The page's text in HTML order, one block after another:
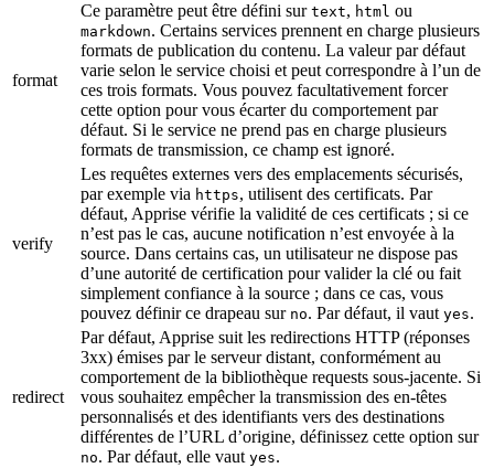
format
Ce paramètre peut être défini sur text, html ou
markdown. Certains services prennent en charge plusieurs
formats de publication du contenu. La valeur par défaut
varie selon le service choisi et peut correspondre à l’un de
ces trois formats. Vous pouvez facultativement forcer
cette option pour vous écarter du comportement par
défaut. Si le service ne prend pas en charge plusieurs
formats de transmission, ce champ est ignoré.
verify
Les requêtes externes vers des emplacements sécurisés,
par exemple via https, utilisent des certificats. Par
défaut, Apprise vérifie la validité de ces certificats ; si ce
n’est pas le cas, aucune notification n’est envoyée à la
source. Dans certains cas, un utilisateur ne dispose pas
d’une autorité de certification pour valider la clé ou fait
simplement confiance à la source ; dans ce cas, vous
pouvez définir ce drapeau sur no. Par défaut, il vaut yes.
redirect
Par défaut, Apprise suit les redirections HTTP (réponses
3xx) émises par le serveur distant, conformément au
comportement de la bibliothèque requests sous-jacente. Si
vous souhaitez empêcher la transmission des en-têtes
personnalisés et des identifiants vers des destinations
différentes de l’URL d’origine, définissez cette option sur
no. Par défaut, elle vaut yes.